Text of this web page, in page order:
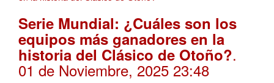
Serie Mundial: ¿Cuáles son los
equipos más ganadores en la
historia del Clásico de Otoño?.
01 de Noviembre, 2025 23:48